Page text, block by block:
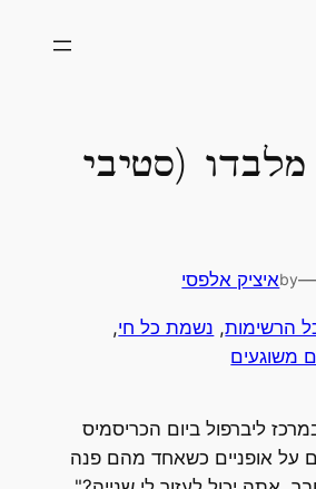
(סטיבי
—
byאיציק אלפסי
הרשימות, נשמת כל חי,
משוגעים
ליברפול ביום הכריסמיס
על אופניים כשאחד מהם פנה